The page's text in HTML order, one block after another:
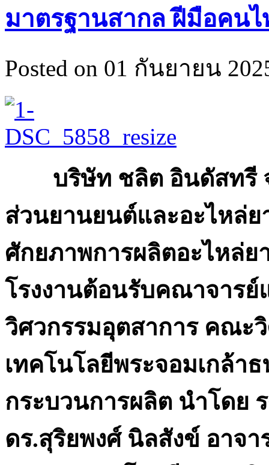
มาตรฐานสากล ฝีมือคนไ
Posted on 01 กันยายน
บริษัท ชลิต อินดัสทรี จ
ส่วนยานยนต์และอะไหล่ย
ศักยภาพการผลิตอะไหล่
โรงงานต้อนรับคณาจาร
วิศวกรรมอุตสาการ คณะ
เทคโนโลยีพระจอมเกล้า
กระบวนการผลิต นำโดย
ดร.สุริยพงศ์ นิลสังข์ อาจ